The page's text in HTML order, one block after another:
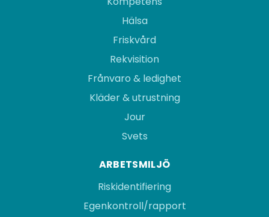
Hälsa
Friskvård
Rekvisition
Frånvaro & ledighet
Kläder & utrustning
Jour
Svets
ARBETSMILJÖ
Riskidentifiering
Egenkontroll/rapport